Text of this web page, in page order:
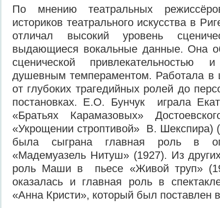
По мнению театральных
историков театрального искусства в
отличал высокий уровень
выдающиеся вокальные данные. Она
сценической
душевным темпераментом. Работала в
от глубоких трагедийных ролей до
постановках. Е.О. Бунчук играла
«Братьях Карамазовых»
«Укрощении строптивой» В. Шекспира)
была сыграна главная роль в
«Мадемуазель Нитуш» (1927). Из
роль Маши в пьесе «Живой труп»
оказалась и главная роль в
«Анна Кристи», который был поставлен